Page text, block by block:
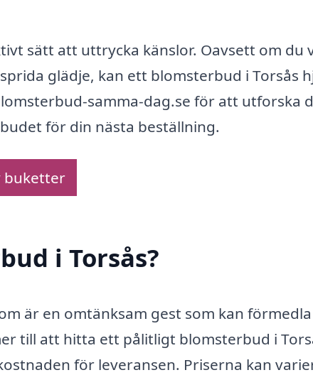
sätt att uttrycka känslor. Oavsett om du
glädje, kan ett blomsterbud i Torsås
samma-dag.se för att utforska
för din nästa beställning.
buketter
i Torsås?
är en omtänksam gest som kan förmedla
till att hitta ett pålitligt blomsterbud i
för leveransen. Priserna kan